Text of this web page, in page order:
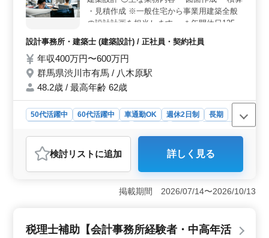
勤務で土日祝休み、残業なしの働きやすい環境です。社
会保険完備、通勤手当の実費支給、個人受任も可能で弁
長期的に働けます。
・見積作成 ※一般住宅から事業用建築全般
の設計計画を担当します。 ＊年間休日125日
＊完全週休2日制（土日祝休み） ＊残業なし
＊賞与あり ＊交通費実費支給（上限無し）
シニア世代が活躍する職場です。 これまで
培ってきた経験とスキルを発揮して活躍して
くださる方、ぜひご応募お待ちしておりま
設計事務所・建築士 (建築設計) / 正社員・契約社員
年収400万円〜600万円
群馬県渋川市有馬 / 八木原駅
48.2歳 / 最高年齢 62歳
50代活躍中 60代活躍中 車通勤OK 週休2日制
長期
契約社員
おすすめポイント
＜働きやすさ重視の設計職場＞ 年間休日125日、土日祝
休みの完全週休2日制に加え、残業なしという勤務体制が
大きな魅力です。生活リズムを保ちやすく、設計業務に
代のスタッフが活躍しており、年齢に関係なく設計経験
検討リスト に追加 詳しく見る
掲載期間 2026/07/14〜2026/10/13
税理士補助【会計事務所経験者・中高年活